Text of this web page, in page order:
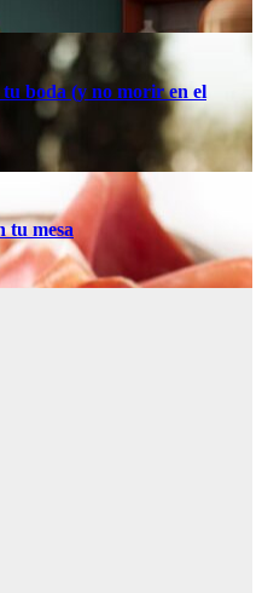
boda (y no morir en el
tu mesa